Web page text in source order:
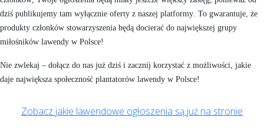
dziś publikujemy tam wyłącznie oferty z naszej platformy. To gwarantuje, że
produkty członków stowarzyszenia będą docierać do największej grupy
miłośników lawendy w Polsce!
Nie zwlekaj – dołącz do nas już dziś i zacznij korzystać z możliwości, jakie
daje największa społeczność plantatorów lawendy w Polsce!
Zobacz jakie lawendowe ogłoszenia są już na stronie